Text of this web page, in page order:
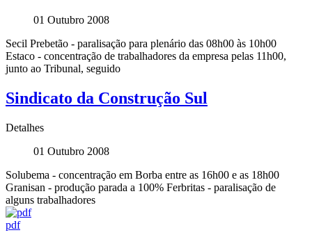
01 Outubro 2008
Secil Prebetão - paralisação para plenário das 08h00 às 10h00
Estaco - concentração de trabalhadores da empresa pelas 11h00,
junto ao Tribunal, seguido
Sindicato da Construção Sul
Detalhes
01 Outubro 2008
Solubema - concentração em Borba entre as 16h00 e as 18h00
Granisan - produção parada a 100% Ferbritas - paralisação de
alguns trabalhadores
pdf